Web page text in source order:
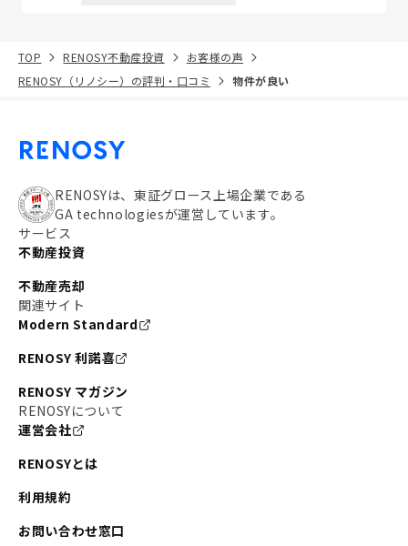
TOP RENOSY不動産投資
お客様の声
RENOSY（リノシー）の評判・口コミ
物件が良い
RENOSYは、東証グロース上場企業である
GA technologiesが運営しています。
サービス
不動産投資
不動産売却
関連サイト
Modern Standard
RENOSY 利諾喜
RENOSY マガジン
RENOSYについて
運営会社
RENOSYとは
利用規約
お問い合わせ窓口